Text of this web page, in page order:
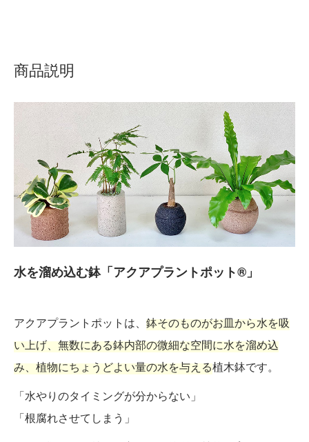
商品説明
水を溜め込む鉢「アクアプラントポット®」
アクアプラントポットは、 鉢そのものがお皿から水を吸
い上げ、無数にある鉢内部の微細な空間に水を溜め込
み、植物にちょうどよい量の水を与える植木鉢です。
「水やりのタイミングが分からない」
「根腐れさせてしまう」